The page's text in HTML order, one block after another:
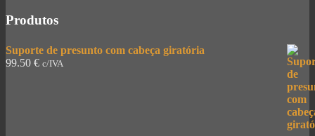
Produtos
Suporte de presunto com cabeça giratória
99.50 € c/IVA